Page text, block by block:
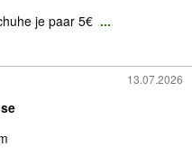
je paar 5€ ...
13.07.2026